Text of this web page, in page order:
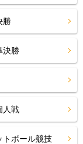
勝
決勝
人戦
ボール競技